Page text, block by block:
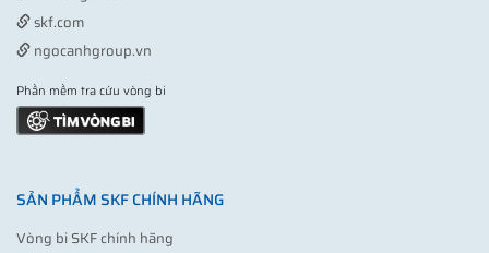
skf.com
ngocanhgroup.vn
Phần mềm tra cứu vòng bi
SẢN PHẨM SKF CHÍNH HÃNG
Vòng bi SKF chính hãng